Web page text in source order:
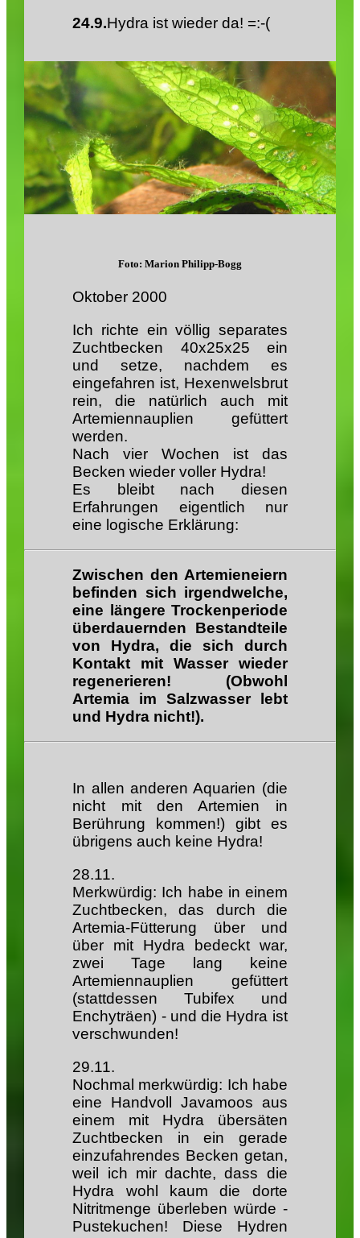
24.9.Hydra ist wieder da! =:-(
Foto: Marion Philipp-Bogg
Oktober 2000
Ich richte ein völlig separates
Zuchtbecken 40x25x25 ein
und setze, nachdem es
eingefahren ist, Hexenwelsbrut
rein, die natürlich auch mit
Artemiennauplien gefüttert
werden.
Nach vier Wochen ist das
Becken wieder voller Hydra!
Es bleibt nach diesen
Erfahrungen eigentlich nur
eine logische Erklärung:
Zwischen den Artemieneiern
befinden sich irgendwelche,
eine längere Trockenperiode
überdauernden Bestandteile
von Hydra, die sich durch
Kontakt mit Wasser wieder
regenerieren! (Obwohl
Artemia im Salzwasser lebt
und Hydra nicht!).
In allen anderen Aquarien (die
nicht mit den Artemien in
Berührung kommen!) gibt es
übrigens auch keine Hydra!
28.11.
Merkwürdig: Ich habe in einem
Zuchtbecken, das durch die
Artemia-Fütterung über und
über mit Hydra bedeckt war,
zwei Tage lang keine
Artemiennauplien gefüttert
(stattdessen Tubifex und
Enchyträen) - und die Hydra ist
verschwunden!
29.11.
Nochmal merkwürdig: Ich habe
eine Handvoll Javamoos aus
einem mit Hydra übersäten
Zuchtbecken in ein gerade
einzufahrendes Becken getan,
weil ich mir dachte, dass die
Hydra wohl kaum die dorte
Nitritmenge überleben würde -
Pustekuchen! Diese Hydren